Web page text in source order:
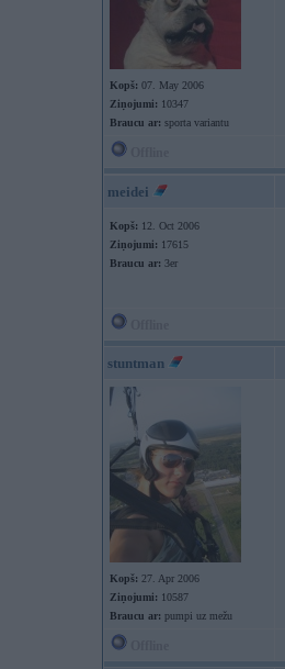
Kopš: 07. May 2006
Ziņojumi: 10347
Braucu ar: sporta variantu
meidei
Kopš: 12. Oct 2006
Ziņojumi: 17615
Braucu ar: 3er
stuntman
Kopš: 27. Apr 2006
Ziņojumi: 10587
Braucu ar: pumpi uz mežu